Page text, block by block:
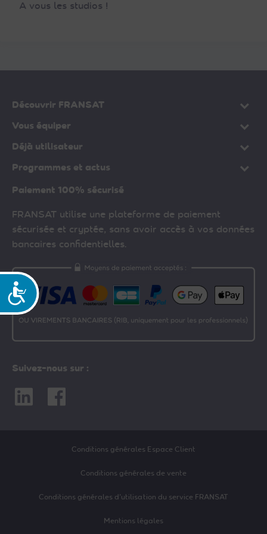
Accessibilité
A vous les studios !
Découvrir FRANSAT
Vous équiper
Déjà utilisateur
Programmes et actus
Paiement 100% sécurisé
FRANSAT utilise une plateforme de paiement
sécurisée et cryptée, sans avoir accès à vos données
bancaires confidentielles.
Suivez-nous sur :
LinkedinFacebook
Conditions générales Espace Client
Conditions générales de vente
Conditions générales d’utilisation du service FRANSAT
Mentions légales